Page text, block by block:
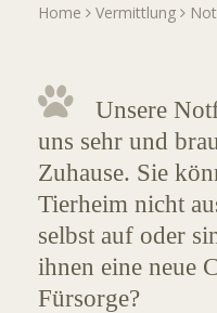
Home Vermittlung
Unsere
uns sehr und
Zuhause. Sie
Tierheim nicht
selbst auf oder
ihnen eine neue
Fürsorge?